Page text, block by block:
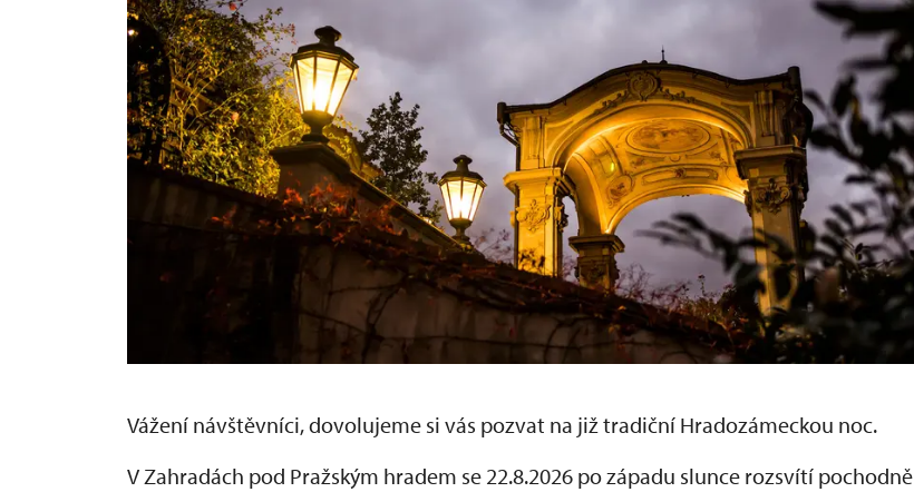
Vážení návštěvníci, dovolujeme si vás pozvat na již tradiční Hradozámeckou noc.
V Zahradách pod Pražským hradem se 22.8.2026 po západu slunce rozsvítí pochodně